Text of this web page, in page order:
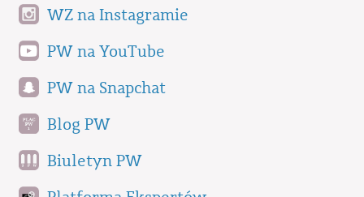
WZ na Instagramie
PW na YouTube
PW na Snapchat
Blog PW
Biuletyn PW